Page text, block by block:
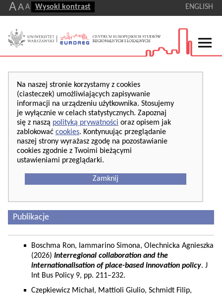
AA A Wysoki kontrast ENGLISH
Na naszej stronie korzystamy z cookies
(ciasteczek) umożliwiających zapisywanie
informacji na urządzeniu użytkownika. Stosujemy
je wyłącznie w celach statystycznych. Zapoznaj
się z naszą polityką prywatności oraz opisem jak
zablokować cookies. Kontynuując przeglądanie
naszej strony wyrażasz zgodę na pozostawianie
cookies zgodnie z Twoimi bieżącymi
ustawieniami przeglądarki.
Zamknij
Publikacje
Boschma Ron, Iammarino Simona, Olechnicka Agnieszka
(2026) Interregional collaboration and the
internationalisation of place-based innovation policy. J
Int Bus Policy 9, pp. 211–232.
Czepkiewicz Michał, Mattioli Giulio, Schmidt Filip,